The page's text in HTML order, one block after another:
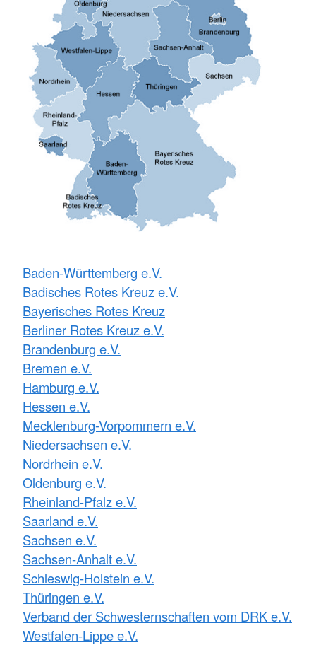
Baden-Württemberg e.V.
Badisches Rotes Kreuz e.V.
Bayerisches Rotes Kreuz
Berliner Rotes Kreuz e.V.
Brandenburg e.V.
Bremen e.V.
Hamburg e.V.
Hessen e.V.
Mecklenburg-Vorpommern e.V.
Niedersachsen e.V.
Nordrhein e.V.
Oldenburg e.V.
Rheinland-Pfalz e.V.
Saarland e.V.
Sachsen e.V.
Sachsen-Anhalt e.V.
Schleswig-Holstein e.V.
Thüringen e.V.
Verband der Schwesternschaften vom DRK e.V.
Westfalen-Lippe e.V.